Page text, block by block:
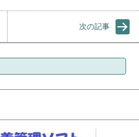
次の記事